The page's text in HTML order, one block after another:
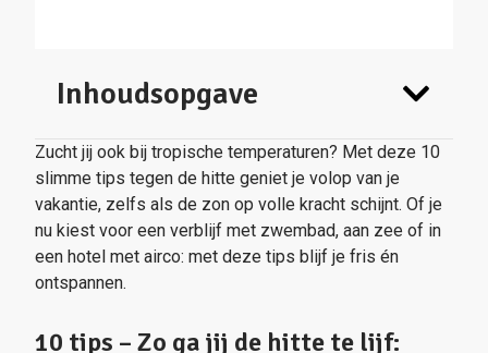
Inhoudsopgave
Zucht jij ook bij tropische temperaturen? Met deze 10
slimme tips tegen de hitte geniet je volop van je
vakantie, zelfs als de zon op volle kracht schijnt. Of je
nu kiest voor een verblijf met zwembad, aan zee of in
een hotel met airco: met deze tips blijf je fris én
ontspannen.
10 tips – Zo ga jij de hitte te lijf: